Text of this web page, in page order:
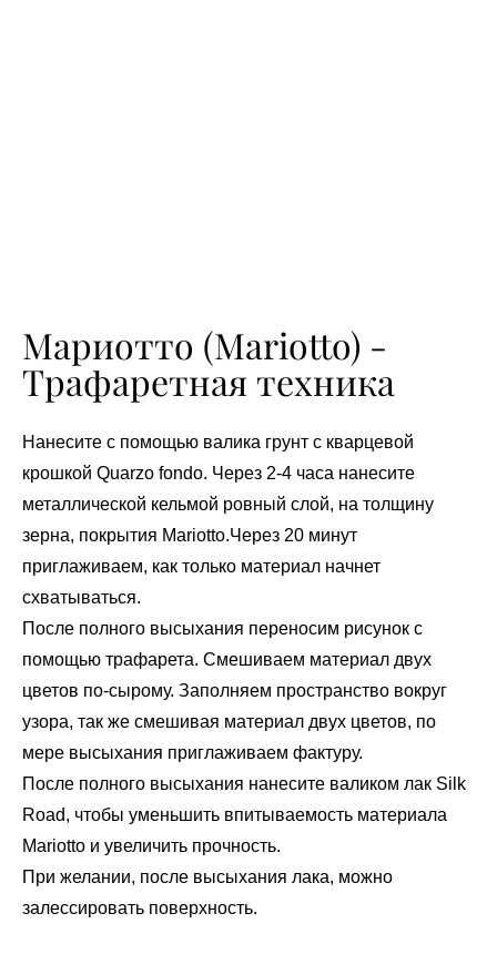
Мариотто (Mariotto) -
Трафаретная техника
Нанесите с помощью валика грунт с кварцевой
крошкой Quarzo fondo. Через 2-4 часа нанесите
металлической кельмой ровный слой, на толщину
зерна, покрытия Mariotto.Через 20 минут
приглаживаем, как только материал начнет
схватываться.
После полного высыхания переносим рисунок с
помощью трафарета. Смешиваем материал двух
цветов по-сырому. Заполняем пространство вокруг
узора, так же смешивая материал двух цветов, по
мере высыхания приглаживаем фактуру.
После полного высыхания нанесите валиком лак Silk
Road, чтобы уменьшить впитываемость материала
Mariotto и увеличить прочность.
При желании, после высыхания лака, можно
залессировать поверхность.